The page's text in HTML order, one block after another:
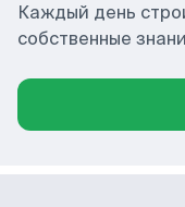
Каждый день
собственные